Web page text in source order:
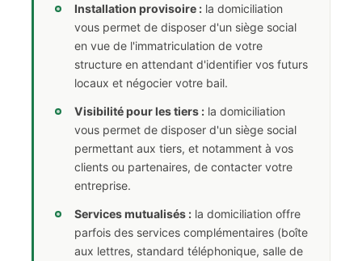
Installation provisoire : la domiciliation
vous permet de disposer d'un siège social
en vue de l'immatriculation de votre
structure en attendant d'identifier vos futurs
locaux et négocier votre bail.
Visibilité pour les tiers : la domiciliation
vous permet de disposer d'un siège social
permettant aux tiers, et notamment à vos
clients ou partenaires, de contacter votre
entreprise.
Services mutualisés : la domiciliation offre
parfois des services complémentaires (boîte
aux lettres, standard téléphonique, salle de